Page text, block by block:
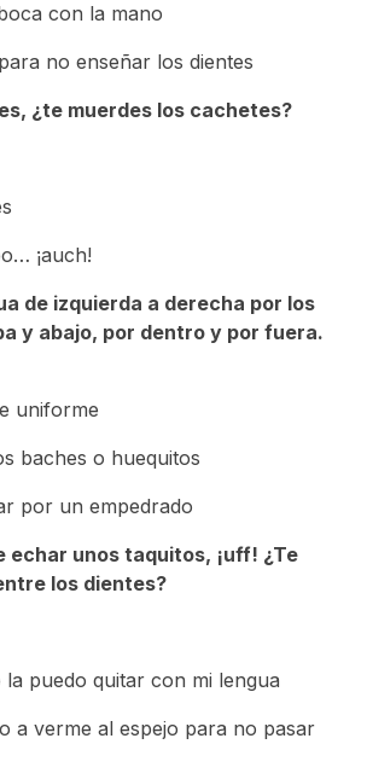
con la mano
no enseñar los dientes
¿te muerdes los cachetes?
¡auch!
de izquierda a derecha por los
y abajo, por dentro y por fuera.
uniforme
baches o huequitos
por un empedrado
echar unos taquitos, ¡uff! ¿Te
los dientes?
puedo quitar con mi lengua
a verme al espejo para no pasar